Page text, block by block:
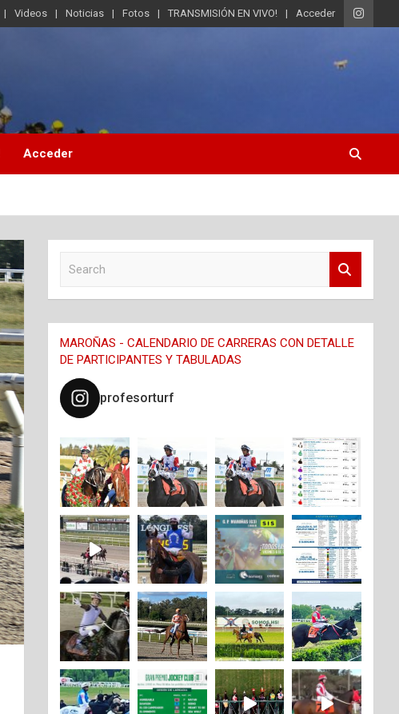
Videos Noticias Fotos TRANSMISIÓN EN VIVO! Acceder
Acceder
c
h
MAROÑAS - CALENDARIO DE CARRERAS CON DETALLE
DE PARTICIPANTES Y TABULADAS
profesorturf